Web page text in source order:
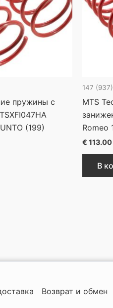
пружины с
(199)
147 (937)
MTS
Romeo
€ 113.00
В
Возврат и обмен